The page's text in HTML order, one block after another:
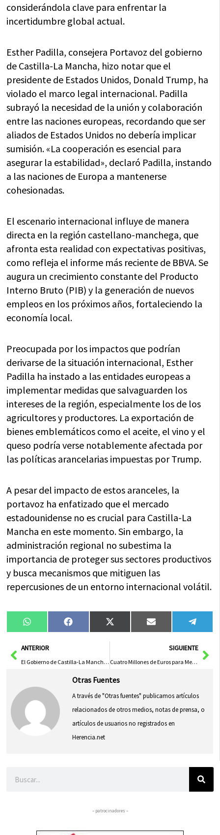
considerándola clave para enfrentar la
incertidumbre global actual.
Esther Padilla, consejera Portavoz del gobierno
de Castilla-La Mancha, hizo notar que el
presidente de Estados Unidos, Donald Trump, ha
violado el marco legal internacional. Padilla
subrayó la necesidad de la unión y colaboración
entre las naciones europeas, recordando que ser
aliados de Estados Unidos no debería implicar
sumisión. «La cooperación es esencial para
asegurar la estabilidad», declaró Padilla, instando
a las naciones de Europa a mantenerse
cohesionadas.
El escenario internacional influye de manera
directa en la región castellano-manchega, que
afronta esta realidad con expectativas positivas,
como refleja el informe más reciente de BBVA. Se
augura un crecimiento constante del Producto
Interno Bruto (PIB) y la generación de nuevos
empleos en los próximos años, fortaleciendo la
economía local.
Preocupada por los impactos que podrían
derivarse de la situación internacional, Esther
Padilla ha instado a las entidades europeas a
implementar medidas que salvaguarden los
intereses de la región, especialmente los de los
agricultores y productores. La exportación de
bienes emblemáticos como el aceite, el vino y el
queso podría verse notablemente afectada por
las políticas arancelarias impuestas por Trump.
A pesar del impacto de estos aranceles, la
portavoz ha enfatizado que el mercado
estadounidense no es crucial para Castilla-La
Mancha en este momento. Sin embargo, la
administración regional no subestima la
importancia de proteger sus sectores productivos
y busca mecanismos que mitiguen las
repercusiones de un entorno internacional volátil.
Compartir
en
WhatsAppCompartir
en
FacebookCompartir
en
X
(Twitter)
Compartir
en
Email
en
AntANTERIOR
El Gobierno de Castilla-La Mancha Resalta la Colaboración Esencial de Cruz Roja Española en el Fortalecimiento del Sistema de Protección Social
SIGUIENTE
Cuatro Millones de Euros para Mejorar la Salud de la Comunidad
Otras Fuentes
A través de "Otras fuentes" publicamos artículos
relacionados de otros medios, notas de prensa, o
artículos de usuarios no registrados en
Herencia.net
– patrocinadores –